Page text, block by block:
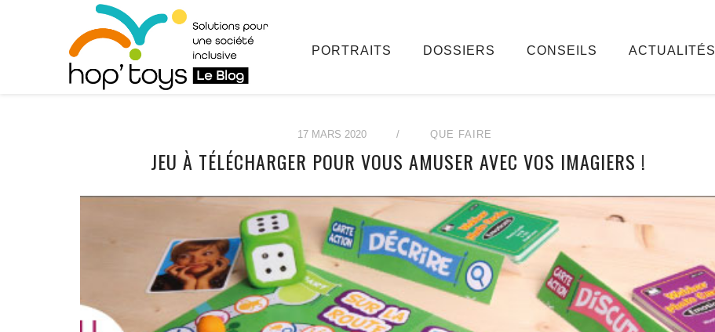
PORTRAITS DOSSIERS CONSEILS ACTUALITÉS
17 MARS 2020 / QUE FAIRE
JEU À TÉLÉCHARGER POUR VOUS AMUSER AVEC VOS IMAGIERS !